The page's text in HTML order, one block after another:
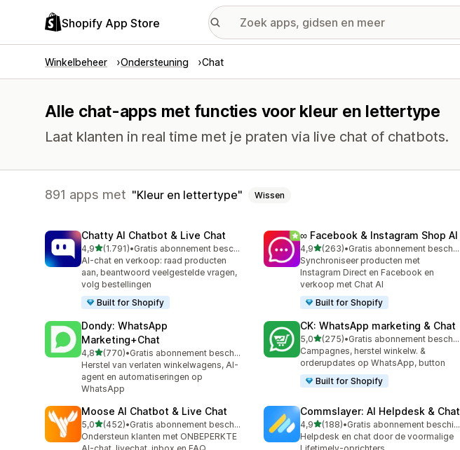
Shopify App Store
Winkelbeheer Ondersteuning Chat
Alle chat-apps met functies voor kleur en lettertype
Laat klanten in real time met je praten via live chat of chatbots.
891 apps met Kleur en lettertype Wissen
Chatty AI Chatbot & Live Chat
4,9van 5 sterren
(1.791)
1791 recensies in totaal
•
Gratis abonnement beschikbaar
AI-chat en verkoop: raad producten
aan, beantwoord veelgestelde vragen,
volg bestellingen
Built for Shopify
∞ Facebook & Instagram Shop AI
4,9van 5 sterren
(263)
263 recensies in totaal
•
Gratis abonnement beschikbaar
Synchroniseer producten met
Instagram Direct en Facebook en
verkoop met Chat AI
Built for Shopify
Dondy: WhatsApp
Marketing+Chat
4,8van 5 sterren
(770)
770 recensies in totaal
•
Gratis abonnement beschikbaar
Herstel van verlaten winkelwagens, AI-
agent en automatiseringen op
WhatsApp
CK: WhatsApp marketing & Chat
5,0van 5 sterren
(275)
275 recensies in totaal
•
Gratis abonnement beschikbaar
Campagnes, herstel winkelw. &
orderupdates op WhatsApp, button
Built for Shopify
Moose AI Chatbot & Live Chat
5,0van 5 sterren
(452)
452 recensies in totaal
•
Gratis abonnement beschikbaar
Ondersteun klanten met ONBEPERKTE
Commslayer: AI Helpdesk & Chat
4,9van 5 sterren
(188)
188 recensies in totaal
•
Gratis abonnement beschikbaar
Helpdesk en chat door de voormalige